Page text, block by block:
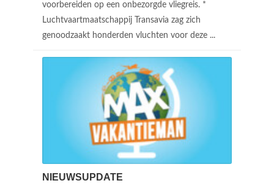
voorbereiden op een onbezorgde vliegreis. *
Luchtvaartmaatschappij Transavia zag zich
genoodzaakt honderden vluchten voor deze ...
NIEUWSUPDATE